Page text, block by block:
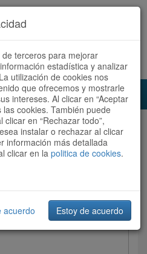
Español | Català
Ordenar por: Más recientes /
terceros para mejorar
estadística y analizar
utilización de cookies nos
que ofrecemos y mostrarle
intereses. Al clicar en “Aceptar
cookies. También puede
en “Rechazar todo”,
instalar o rechazar al clicar
información más detallada
clicar en la politica de cookies.
acuerdo Estoy de acuerdo